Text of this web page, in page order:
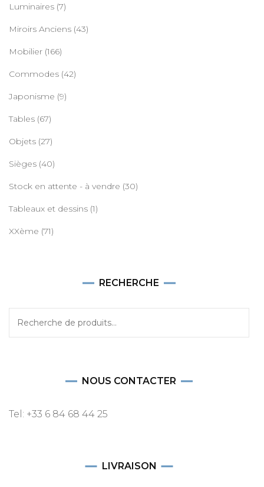
Luminaires (7)
Miroirs Anciens (43)
Mobilier (166)
Commodes (42)
Japonisme (9)
Tables (67)
Objets (27)
Sièges (40)
Stock en attente - à vendre (30)
Tableaux et dessins (1)
XXème (71)
RECHERCHE
NOUS CONTACTER
Tel: +33 6 84 68 44 25
LIVRAISON